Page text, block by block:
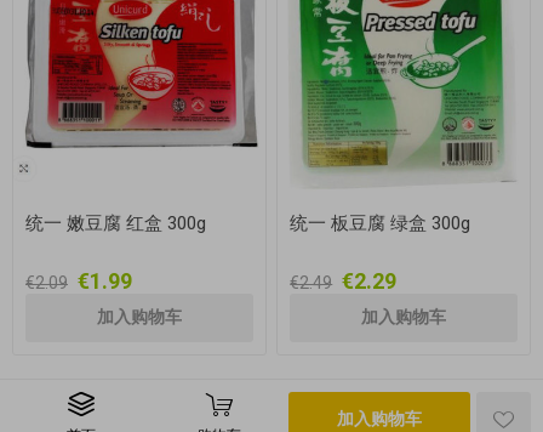
统一 嫩豆腐 红盒 300g
€2.09 €1.99
统一 板豆腐 绿盒 300g
€2.49 €2.29
加入购物车